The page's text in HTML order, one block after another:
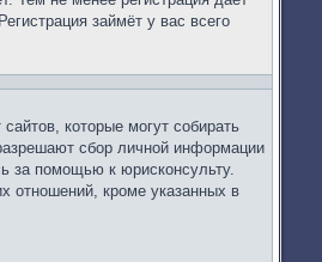
займёт у вас всего
которые могут собирать
сбор личной информации
за помощью к юрисконсульту.
отношений, кроме указанных в